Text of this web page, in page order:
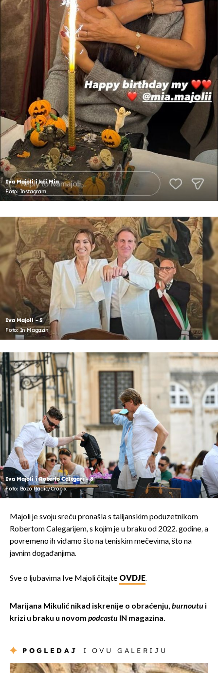
Iva Majoli i kći Mia
Foto: Instagram
Iva Majoli - 5
Foto: In Magazin
Iva Majoli i Roberto Calegari - 8
Foto: Bozo Radic/Cropix
Majoli je svoju sreću pronašla s talijanskim poduzetnikom
Robertom Calegarijem, s kojim je u braku od 2022. godine, a
povremeno ih viđamo što na teniskim mečevima, što na
javnim događanjima.
Sve o ljubavima Ive Majoli čitajte OVDJE.
Marijana Mikulić nikad iskrenije o obraćenju, burnoutu i
krizi u braku u novom podcastu IN magazina.
POGLEDAJ I OVU GALERIJU